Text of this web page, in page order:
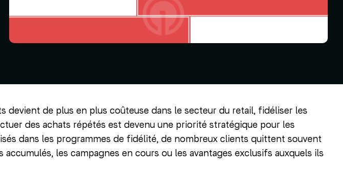
devient de plus en plus coûteuse dans le secteur du retail, fidéliser les
des achats répétés est devenu une priorité stratégique pour les
dans les programmes de fidélité, de nombreux clients quittent souvent
les campagnes en cours ou les avantages exclusifs auxquels ils